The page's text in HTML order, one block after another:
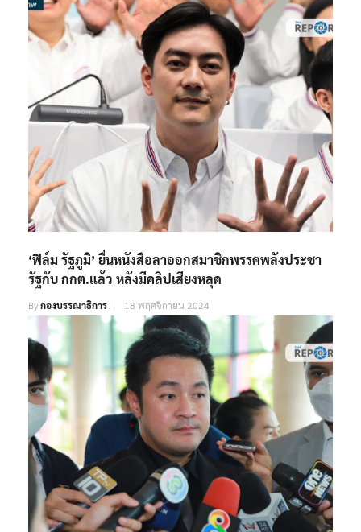
‘ฟิล์ม รัฐภูมิ’ ยื่นหนังสือลาออกสมาชิกพรรคพลังประชา
รัฐกับ กกต.แล้ว หลังมีคลิปเสียงหลุด
Byกองบรรณาธิการ 18 พฤศจิกายน 2024